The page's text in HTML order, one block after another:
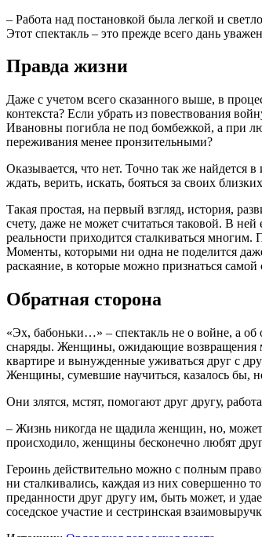
– Работа над постановкой была легкой и
Этот спектакль – это прежде всего дань
Правда жизни
Даже с учетом всего сказанного выше, в
контекста? Если убрать из повествования
Ивановны погибла не под бомбежкой, а при
переживания менее пронзительными?
Оказывается, что нет. Точно так же найдется
ждать, верить, искать, бояться за своих
Такая простая, на первый взгляд, история,
счету, даже не может считаться таковой. В
реальности приходится сталкиваться
Моменты, которыми ни одна не поделится
раскаяние, в которые можно признаться
Обратная сторона
«Эх, бабоньки…» – спектакль не о войне, а
снаряды. Женщины, ожидающие возвращения
квартире и вынужденные уживаться друг с
Женщины, сумевшие научиться, казалось бы,
Они злятся, мстят, помогают друг другу,
– Жизнь никогда не щадила женщин, но,
происходило, женщины бесконечно любят
Героинь действительно можно с полным
ни сталкивались, каждая из них совершенно
преданности друг другу им, быть может, и
соседское участие и сестринская